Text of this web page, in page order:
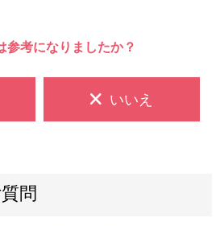
参考になりましたか？
いいえ
問